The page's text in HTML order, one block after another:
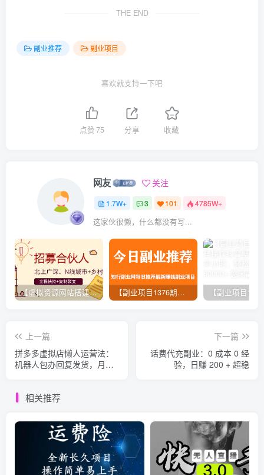
THE END
副业推荐 副业项目
喜欢就支持一下吧
点赞75 分享 收藏
网友 关注
1.7W+ 3 101 4785W+
这家伙很懒，什么都没有写...
【虚拟资源网站搭建服务】加盟本站系统，做一个和本站一样的独立网站，躺赚的项目 【副业项目1376期】龟课最新闲鱼项目玩法实战教程_全新升级月收益几千到几万
上一篇
拼多多虚拟店懒人运营法：
机器人包办回复发货，月入
下一篇
话费代充副业：0 成本 0 经
验，日赚 200 + 超稳
相关推荐